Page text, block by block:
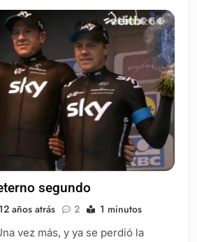
segundo
12 años atrás 2 1 minutos
vez más, y ya se perdió la